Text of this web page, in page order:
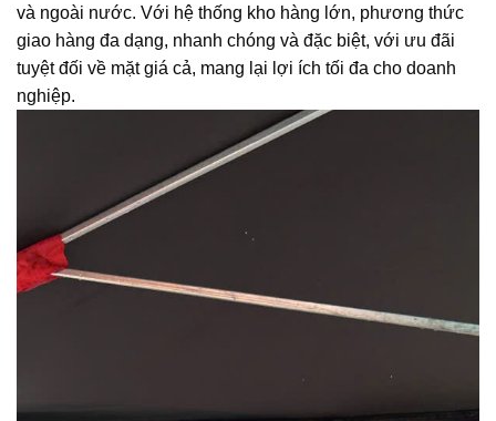
và ngoài nước. Với hệ thống kho hàng lớn, phương thức
giao hàng đa dạng, nhanh chóng và đặc biệt, với ưu đãi
tuyệt đối về mặt giá cả, mang lại lợi ích tối đa cho doanh
nghiệp.